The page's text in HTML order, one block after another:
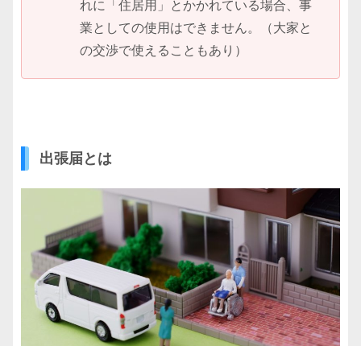
れに「住居用」とかかれている場合、事
業としての使用はできません。（大家と
の交渉で使えることもあり）
出張届とは